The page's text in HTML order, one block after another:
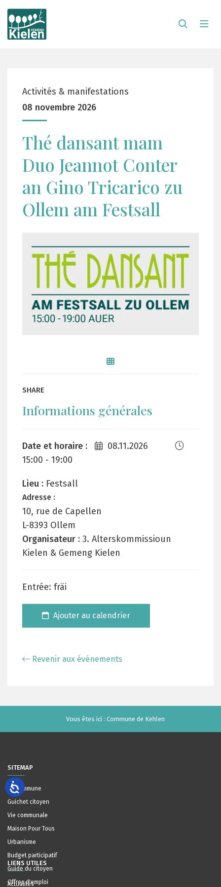
Activités & manifestations
08 novembre 2026
Thé dansant mam
Duo Jeannot Conter
an Gino Tricarico zu
Ollem am Festsall
SHARE
Informations générales
Date et horaire :
08.11.2026
15:00 - 19:00
Lieu : Festsall
Adresse :
10, rue de Capellen
L-8393 Ollem
Organisateur : 3. Alterskommissioun
Kielen & Gemeng Kielen
Entrée: fräi
Ajouter au calendrier
Revenir aux événements
Vous êtes ici : Commune de Kehlen
SITEMAP
La Commune
Guichet citoyen
Vie communale
Maison Pour Tous
Urbanisme
Budget participatif
Guide du citoyen
Offres d'emploi
LIENS UTILES
Actualités